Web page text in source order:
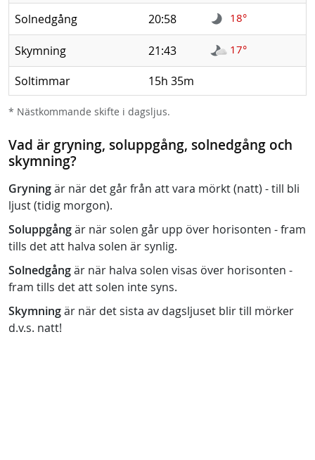
Solnedgång 20:58 18°
Skymning 21:43 17°
Soltimmar 15h 35m
* Nästkommande skifte i dagsljus.
Vad är gryning, soluppgång, solnedgång och
skymning?
Gryningär när det går från att vara mörkt (natt) - till bli
ljust (tidig morgon).
Soluppgångär när solen går upp över horisonten - fram
tills det att halva solen är synlig.
Solnedgångär när halva solen visas över horisonten -
fram tills det att solen inte syns.
Skymningär när det sista av dagsljuset blir till mörker
d.v.s. natt!